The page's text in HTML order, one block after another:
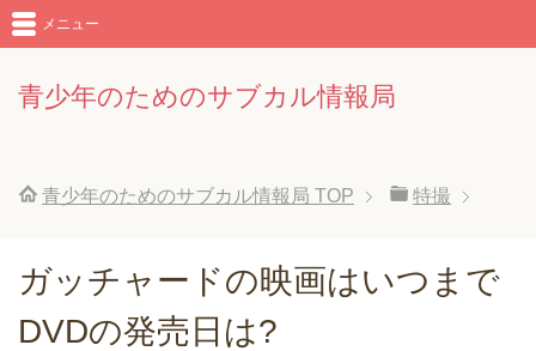
青少年のためのサブカル情報局
メニュー
青少年のためのサブカル情報局 TOP 特撮
ガッチャードの映画はいつまで
DVDの発売日は?